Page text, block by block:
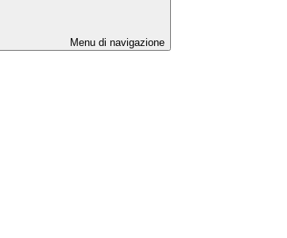
Menu di navigazione